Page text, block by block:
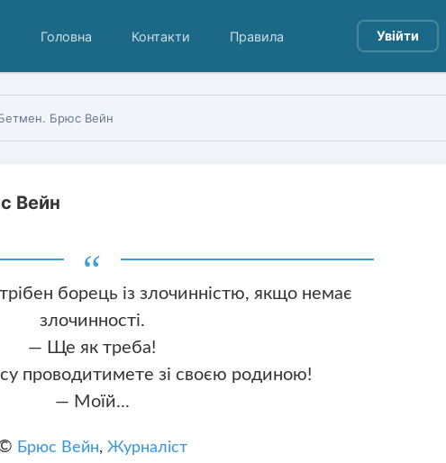
Головна Контакти Правила Увійти
Брюс Вейн
Вейн
борець із злочинністю, якщо немає
злочинності.
— Ще як треба!
проводитимете зі своєю родиною!
— Моїй...
Брюс Вейн, Журналіст